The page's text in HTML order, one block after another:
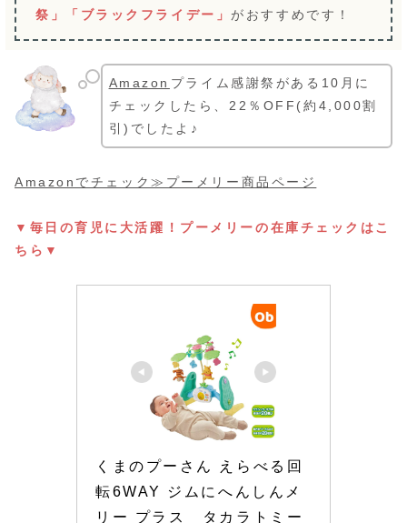
祭」「ブラックフライデー」 がおすすめです！
Amazon プライム感謝祭がある10月に
チェックしたら、22％OFF(約4,000割
引)でしたよ♪
Amazonでチェック≫プーメリー商品ページ
▼毎日の育児に大活躍！プーメリーの在庫チェックはこ
ちら▼
くまのプーさん えらべる回
転6WAY ジムにへんしんメ
リー プラス　タカラトミー